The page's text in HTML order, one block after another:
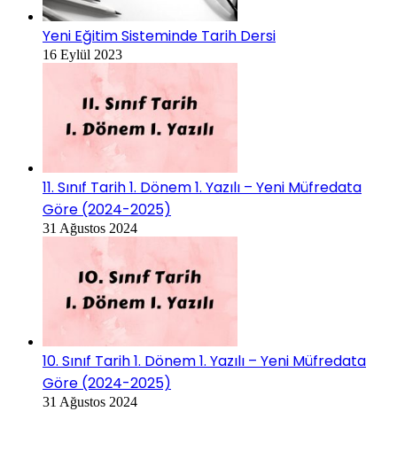
Yeni Eğitim Sisteminde Tarih Dersi
16 Eylül 2023
11. Sınıf Tarih 1. Dönem 1. Yazılı – Yeni Müfredata
Göre (2024-2025)
31 Ağustos 2024
10. Sınıf Tarih 1. Dönem 1. Yazılı – Yeni Müfredata
Göre (2024-2025)
31 Ağustos 2024